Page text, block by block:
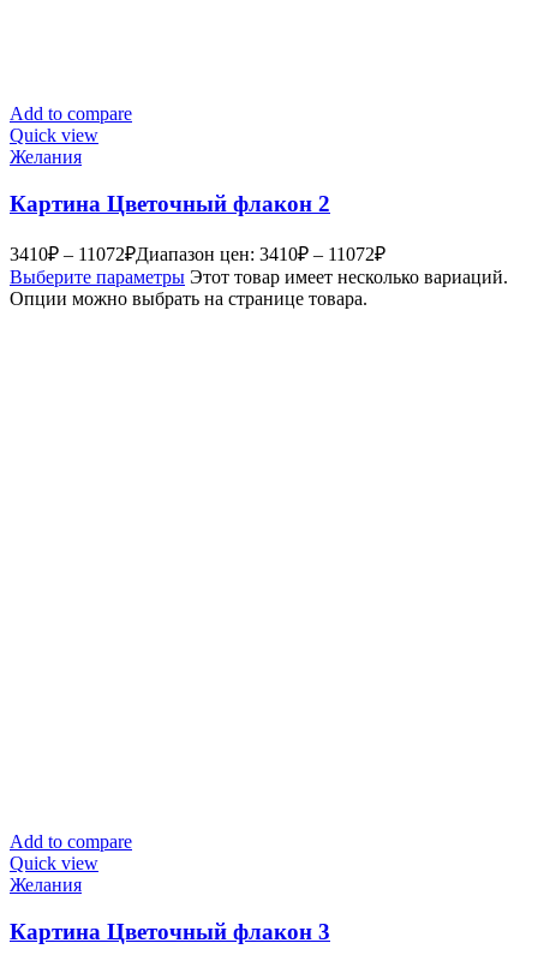
Add to compare
Quick view
Желания
Картина Цветочный флакон 2
3410₽ – 11072₽Диапазон цен: 3410₽ – 11072₽
Выберите параметры Этот товар имеет несколько вариаций.
Опции можно выбрать на странице товара.
Add to compare
Quick view
Желания
Картина Цветочный флакон 3